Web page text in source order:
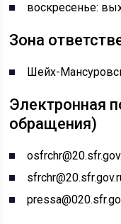
воскресенье:
Зона
Шейх-
Электронная
обращения)